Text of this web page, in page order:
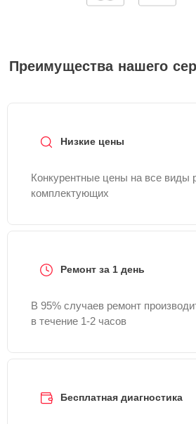
Преимущества нашего
Низкие цены
Конкурентные цены на все виды
комплектующих
Ремонт за 1 день
В 95% случаев ремонт
в течение 1-2 часов
Бесплатная диагностика